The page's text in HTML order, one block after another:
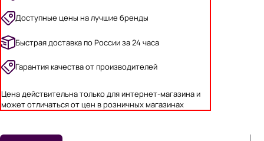
Доступные цены на лучшие бренды
Быстрая доставка по России за 24 часа
Гарантия качества от производителей
Цена действительна только для интернет-магазина и
может отличаться от цен в розничных магазинах